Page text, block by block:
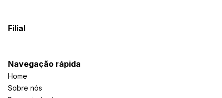
Filial
Navegação rápida
Home
Sobre nós